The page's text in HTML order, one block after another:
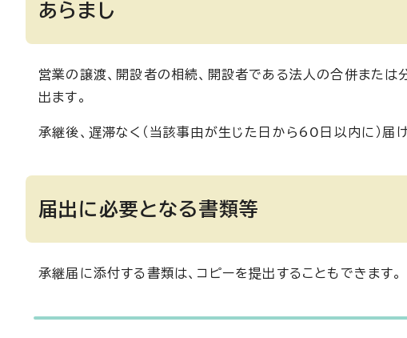
あらまし
営業の譲渡、開設者の相続、開設者である法人の合併また
出ます。
承継後、遅滞なく（当該事由が生じた日から60日以内に）届
届出に必要となる書類等
承継届に添付する書類は、コピーを提出することもできます。